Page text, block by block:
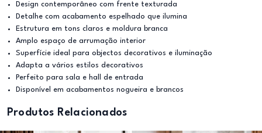
Design contemporâneo com frente texturada
Detalhe com acabamento espelhado que ilumina
Estrutura em tons claros e moldura branca
Amplo espaço de arrumação interior
Superfície ideal para objectos decorativos e iluminação
Adapta a vários estilos decorativos
Perfeito para sala e hall de entrada
Disponível em acabamentos nogueira e brancos
Produtos Relacionados